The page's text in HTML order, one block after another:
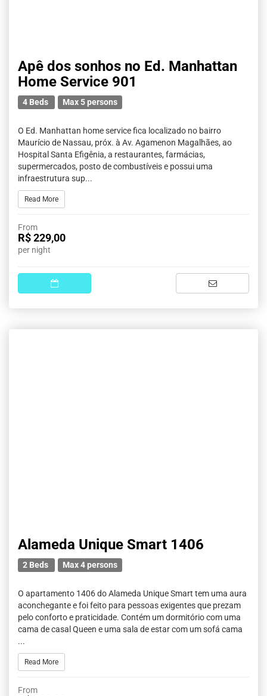
Apê dos sonhos no Ed. Manhattan
Home Service 901
4 Beds Max 5 persons
O Ed. Manhattan home service fica localizado no bairro
Maurício de Nassau, próx. à Av. Agamenon Magalhães, ao
Hospital Santa Efigênia, a restaurantes, farmácias,
supermercados, posto de combustíveis e possui uma
infraestrutura sup...
Read More
From
R$ 229,00
per night
Alameda Unique Smart 1406
2 Beds Max 4 persons
O apartamento 1406 do Alameda Unique Smart tem uma aura
aconchegante e foi feito para pessoas exigentes que prezam
pelo conforto e praticidade. Contém um dormitório com uma
cama de casal Queen e uma sala de estar com um sofá cama
...
Read More
From